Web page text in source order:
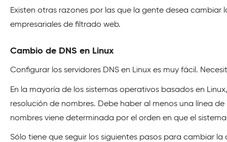
Existen otras razones por las que la gente desea
empresariales de filtrado web.
Cambio de DNS en Linux
Configurar los servidores DNS en Linux es muy fácil.
En la mayoría de los sistemas operativos basados en
resolución de nombres. Debe haber al menos una línea
nombres viene determinada por el orden en que el
Sólo tiene que seguir los siguientes pasos para cambiar la